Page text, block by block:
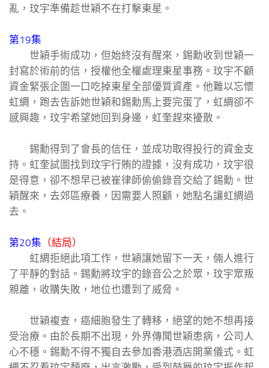
亂，玟宇準備趁世穎不在打擊東星。
第19集
世穎手術成功，但始終沒有醒來，錫勳收到世穎一
封寫於術前的信，授權他全權處理東星事務。玟宇不顧
資金緊張企圖一口吃掉東星全部優質資產。他難以忘懷
虹綢，跑去告訴她世穎和錫勳馬上要完蛋了，虹綢卻不
感興趣，玟宇希望她回到身邊，虹奎趕來擾散。
錫勳得到了會長的信任，並成功取得投行的資金支
持。虹奎試圖找到玟宇行賄的證據，沒有成功，玟宇很
是得意，卻不想早已被崔律師偷偷錄音交給了錫勳。世
穎醒來，去郊區療養，因需要人照顧，她點名讓虹綢過
去。
第20集 （結局）
虹綢拒絕此項工作，世穎讓她留下一天，倆人進行
了平靜的對話。錫勳將玟宇的錄音公之於眾，玟宇眾叛
親離，收購失敗，地位也遭到了威脅。
世穎複查，癌細胞發生了轉移，絕望的她不想再接
受治療。由於長期不出現，外界傳聞世穎患病，公司人
心不穩。錫勳不得不獨自去參加香港酒店開業儀式。虹